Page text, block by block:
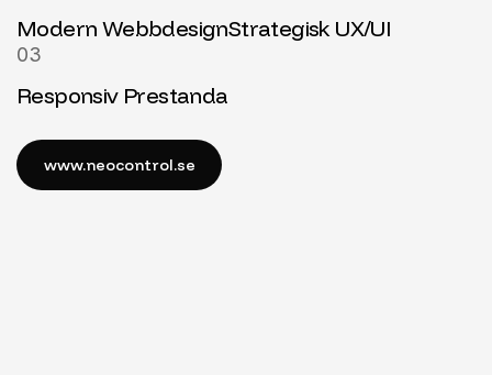
Modern WebbdesignStrategisk UX/UI
03
Responsiv Prestanda